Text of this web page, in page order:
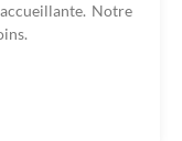
Notre